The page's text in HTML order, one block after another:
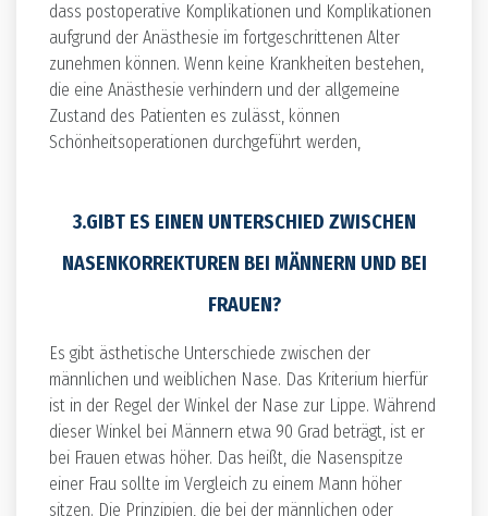
dass postoperative Komplikationen und Komplikationen
aufgrund der Anästhesie im fortgeschrittenen Alter
zunehmen können. Wenn keine Krankheiten bestehen,
die eine Anästhesie verhindern und der allgemeine
Zustand des Patienten es zulässt, können
Schönheitsoperationen durchgeführt werden,
3.GIBT ES EINEN UNTERSCHIED ZWISCHEN
NASENKORREKTUREN BEI MÄNNERN UND BEI
FRAUEN?
Es gibt ästhetische Unterschiede zwischen der
männlichen und weiblichen Nase. Das Kriterium hierfür
ist in der Regel der Winkel der Nase zur Lippe. Während
dieser Winkel bei Männern etwa 90 Grad beträgt, ist er
bei Frauen etwas höher. Das heißt, die Nasenspitze
einer Frau sollte im Vergleich zu einem Mann höher
sitzen. Die Prinzipien, die bei der männlichen oder